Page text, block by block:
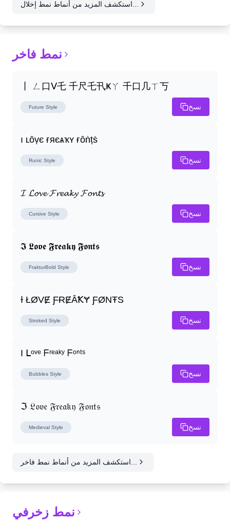
نمط فاخر
丨 ㄥ口ᐯ乇 千尺乇卂Ҝㄚ 千口几ㄒ丂
Future Style نسخ
ı ʟȏṿє ғяєѧҡʏ ғȏṅṭṡ
Runic Style نسخ
𝓘 𝓛𝓸𝓿𝓮 𝓕𝓻𝓮𝓪𝓴𝔂 𝓕𝓸𝓷𝓽𝓼
Cursive Style نسخ
𝕴 𝕷𝖔𝖛𝖊 𝕱𝖗𝖊𝖆𝖐𝖞 𝕱𝖔𝖓𝖙𝖘
FrakturBold Style نسخ
Ɨ ŁØVɆ ƑɌɆȂꝀɎ ƑØNŦS
Stroked Style نسخ
I ᒪᵒᵛᵉ ᖴʳᵉᵃᵏʸ ᖴᵒⁿᵗˢ
Bubbles Style نسخ
ℑ 𝔏𝔬𝔳𝔢 𝔉𝔯𝔢𝔞𝔨𝔶 𝔉𝔬𝔫𝔱𝔰
Medieval Style نسخ
نمط زخرفي